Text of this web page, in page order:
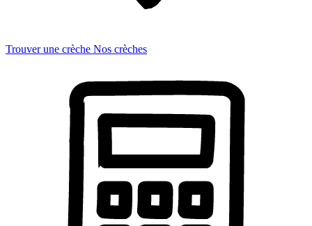
Trouver une crèche Nos crèches